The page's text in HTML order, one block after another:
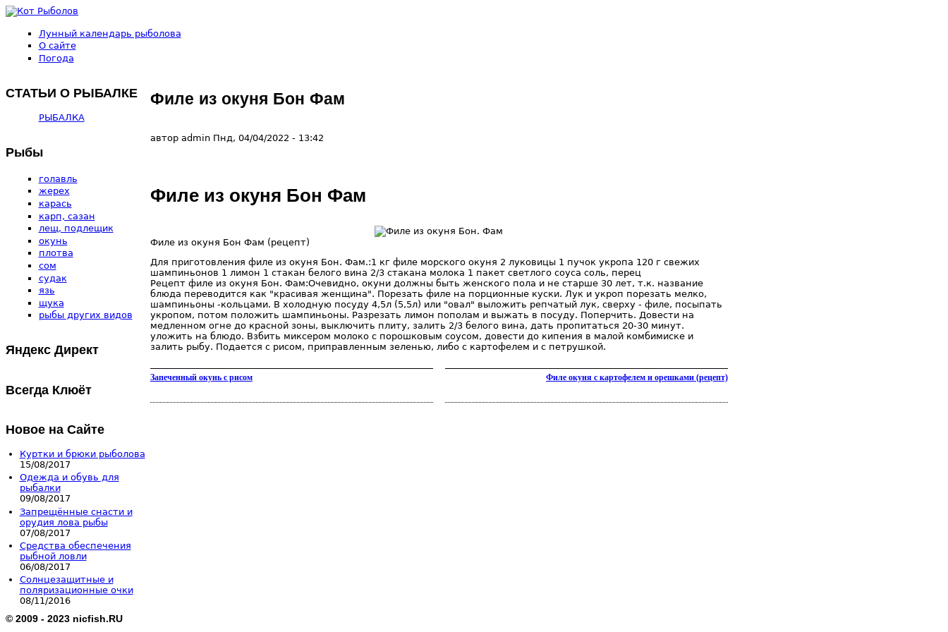
Перейти к основному содержанию
Кот
Рыболов
Лунный календарь рыболова
О сайте
Погода
Филе из окуня Бон Фам
автор adminПнд, 04/04/2022 - 13:42
Филе из окуня Бон Фам
Филе из окуня Бон Фам (рецепт)
Для приготовления филе из окуня Бон. Фам.:1 кг филе морского окуня 2 луковицы 1 пучок укропа 120 г свежих
шампиньонов 1 лимон 1 стакан белого вина 2/3 стакана молока 1 пакет светлого соуса соль, перец
Рецепт филе из окуня Бон. Фам:Очевидно, окуни должны быть женского пола и не старше 30 лет, т.к. название
блюда переводится как "красивая женщина". Порезать филе на порционные куски. Лук и укроп порезать мелко,
шампиньоны -кольцами. В холодную посуду 4,5л (5,5л) или "овал" выложить репчатый лук, сверху - филе, посыпать
укропом, потом положить шампиньоны. Разрезать лимон пополам и выжать в посуду. Поперчить. Довести на
медленном огне до красной зоны, выключить плиту, залить 2/3 белого вина, дать пропитаться 20-30 минут.
уложить на блюдо. Взбить миксером молоко с порошковым соусом, довести до кипения в малой комбимиске и
залить рыбу. Подается с рисом, приправленным зеленью, либо с картофелем и с петрушкой.
Запеченный окунь с рисом Филе окуня с картофелем и орешками (рецепт)
СТАТЬИ О РЫБАЛКЕ
РЫБАЛКА
Рыбы
голавль
жерех
карась
карп, сазан
лещ, подлещик
окунь
плотва
сом
судак
язь
щука
рыбы других видов
Яндекс Директ
Всегда Клюёт
Новое на Сайте
Куртки и брюки рыболова
15/08/2017
Одежда и обувь для
рыбалки
09/08/2017
Запрещённые снасти и
орудия лова рыбы
07/08/2017
Средства обеспечения
рыбной ловли
06/08/2017
Солнцезащитные и
поляризационные очки
08/11/2016
© 2009 - 2023 nicfish.RU